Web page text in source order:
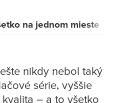
na jednom mieste
nikdy nebol taký
série, vyššie
– a to všetko